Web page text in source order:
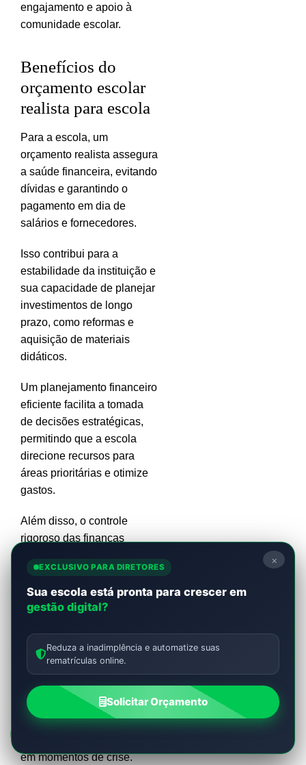
engajamento e apoio à
comunidade escolar.
Benefícios do
orçamento escolar
realista para escola
Para a escola, um
orçamento realista assegura
a saúde financeira, evitando
dívidas e garantindo o
pagamento em dia de
salários e fornecedores.
Isso contribui para a
estabilidade da instituição e
sua capacidade de planejar
investimentos de longo
prazo, como reformas e
aquisição de materiais
didáticos.
Um planejamento financeiro
eficiente facilita a tomada
de decisões estratégicas,
permitindo que a escola
direcione recursos para
áreas prioritárias e otimize
gastos.
Além disso, o controle
rigoroso das finanças
gestão, o que é fundamental
para manter a credibilidade
perante pais, alunos e
Com um orçamento
funcional, a escola pode se
adaptar a cenários diversos,
antecipar desafios
financeiros e manter a
em momentos de crise.
×
EXCLUSIVO PARA DIRETORES
Sua escola está pronta para crescer em
gestão digital?
Reduza a inadimplência e automatize suas
rematrículas online.
Solicitar Orçamento